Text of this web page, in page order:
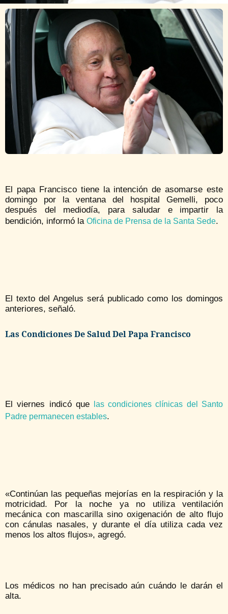
El papa Francisco tiene la intención de asomarse este
domingo por la ventana del hospital Gemelli, poco
después del mediodía, para saludar e impartir la
bendición, informó la Oficina de Prensa de la Santa Sede.
El texto del Angelus será publicado como los domingos
anteriores, señaló.
Las Condiciones De Salud Del Papa Francisco
El viernes indicó que las condiciones clínicas del Santo
Padre permanecen estables.
«Continúan las pequeñas mejorías en la respiración y la
motricidad. Por la noche ya no utiliza ventilación
mecánica con mascarilla sino oxigenación de alto flujo
con cánulas nasales, y durante el día utiliza cada vez
menos los altos flujos», agregó.
Los médicos no han precisado aún cuándo le darán el
alta.